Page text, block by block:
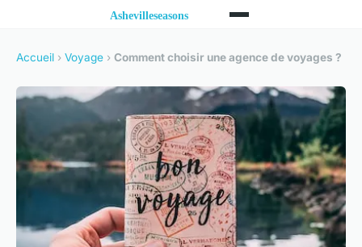
Accueil › Voyage › Comment choisir une agence de voyages ?